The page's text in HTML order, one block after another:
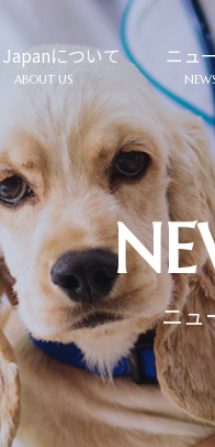
Japanについて
ABOUT US
ニュ
ニュ